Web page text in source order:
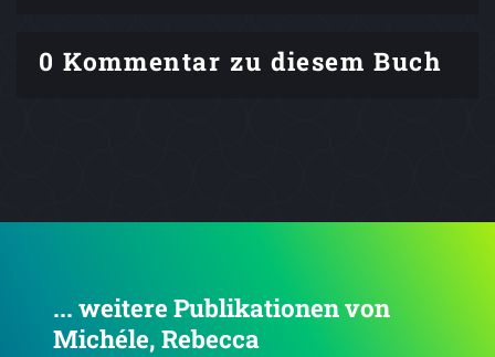
0 Kommentar zu diesem Buch
... weitere Publikationen von
Michéle, Rebecca